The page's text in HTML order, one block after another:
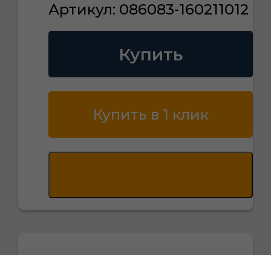
Артикул: 086083-160211012
Купить
Купить в 1 клик